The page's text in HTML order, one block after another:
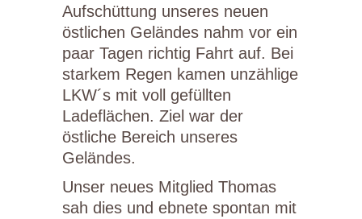
Aufschüttung unseres neuen
östlichen Geländes nahm vor ein
paar Tagen richtig Fahrt auf. Bei
starkem Regen kamen unzählige
LKW´s mit voll gefüllten
Ladeflächen. Ziel war der
östliche Bereich unseres
Geländes.
Unser neues Mitglied Thomas
sah dies und ebnete spontan mit